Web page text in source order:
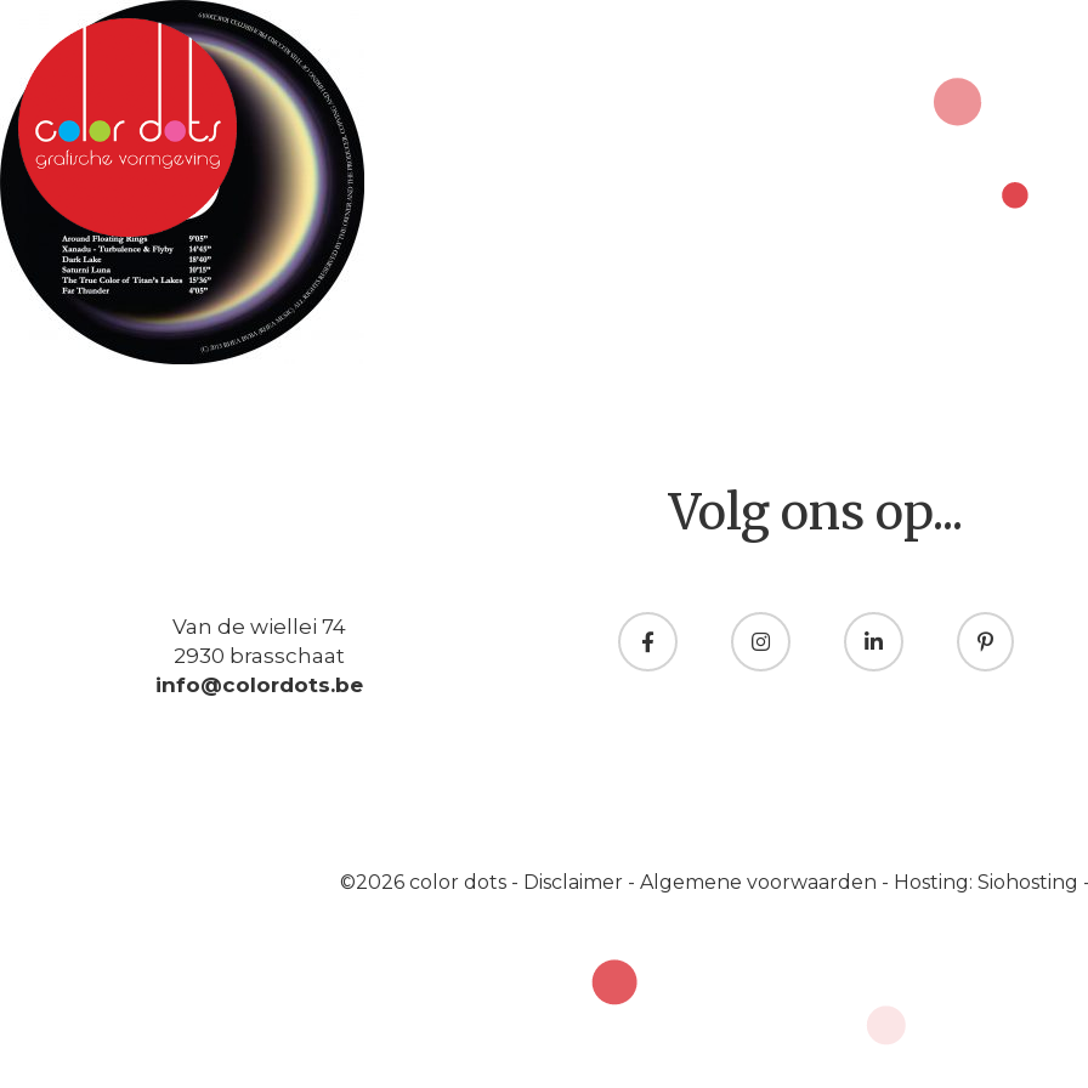
Home
Volg ons op...
Van de wiellei 74
2930 brasschaat
info@colordots.be
©2026 color dots - Disclaimer - Algemene voorwaarden - Hosting: Siohosting -